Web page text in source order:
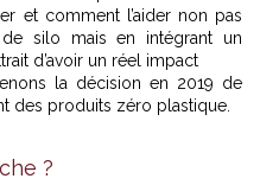
et comment l’aider non pas
de silo mais en intégrant un
d’avoir un réel impact
la décision en 2019 de
des produits zéro plastique.
?